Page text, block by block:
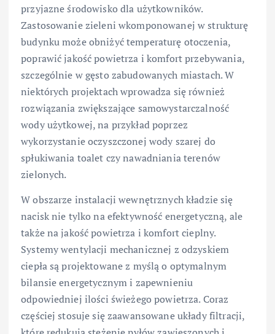
przyjazne środowisko dla użytkowników.
Zastosowanie zieleni wkomponowanej w strukturę
budynku może obniżyć temperaturę otoczenia,
poprawić jakość powietrza i komfort przebywania,
szczególnie w gęsto zabudowanych miastach. W
niektórych projektach wprowadza się również
rozwiązania zwiększające samowystarczalność
wody użytkowej, na przykład poprzez
wykorzystanie oczyszczonej wody szarej do
spłukiwania toalet czy nawadniania terenów
zielonych.
W obszarze instalacji wewnętrznych kładzie się
nacisk nie tylko na efektywność energetyczną, ale
także na jakość powietrza i komfort cieplny.
Systemy wentylacji mechanicznej z odzyskiem
ciepła są projektowane z myślą o optymalnym
bilansie energetycznym i zapewnieniu
odpowiedniej ilości świeżego powietrza. Coraz
częściej stosuje się zaawansowane układy filtracji,